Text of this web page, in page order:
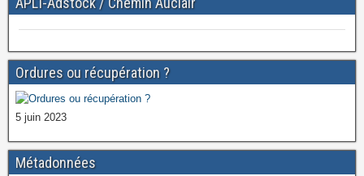
Ordures ou récupération ?
5 juin 2023
Métadonnées